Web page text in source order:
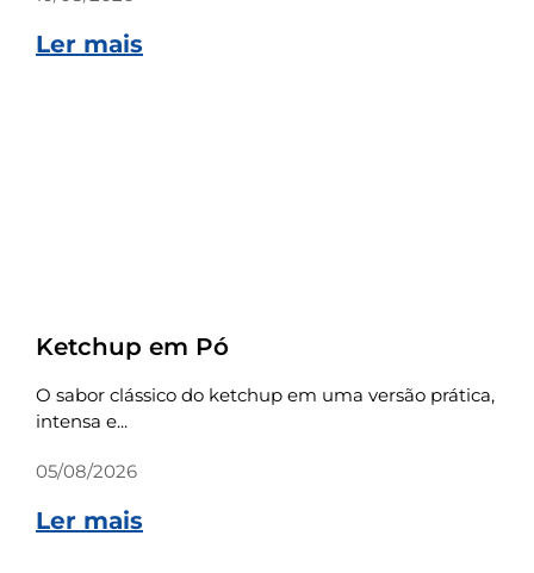
Ler mais
Ketchup em Pó
O sabor clássico do ketchup em uma versão prática,
intensa e...
05/08/2026
Ler mais